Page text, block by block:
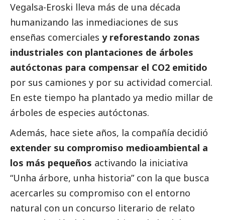
Vegalsa-Eroski lleva más de una década
humanizando las inmediaciones de sus
enseñas comerciales y reforestando zonas
industriales con plantaciones de árboles
autóctonas para compensar el CO2 emitido
por sus camiones y por su actividad comercial.
En este tiempo ha plantado ya medio millar de
árboles de especies autóctonas.
Además, hace siete años, la compañía decidió
extender su compromiso medioambiental a
los más pequeños activando la iniciativa
“Unha árbore, unha historia” con la que busca
acercarles su compromiso con el entorno
natural con un concurso literario de relato